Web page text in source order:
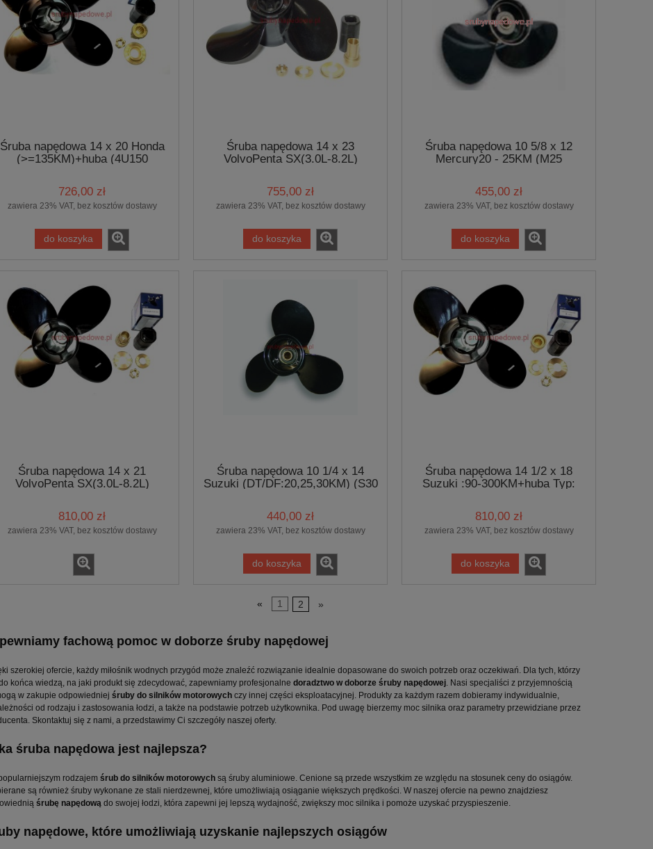
Śruba napędowa 14 x 20 Honda
(>=135KM)+huba (4U150
726,00 zł
zawiera 23% VAT, bez kosztów dostawy
do koszyka
Śruba napędowa 14 x 23
VolvoPenta SX(3.0L-8.2L)
755,00 zł
zawiera 23% VAT, bez kosztów dostawy
do koszyka
Śruba napędowa 10 5/8 x 12
Mercury20 - 25KM (M25
455,00 zł
zawiera 23% VAT, bez kosztów dostawy
do koszyka
Śruba napędowa 14 x 21
VolvoPenta SX(3.0L-8.2L)
810,00 zł
zawiera 23% VAT, bez kosztów dostawy
Śruba napędowa 10 1/4 x 14
Suzuki (DT/DF:20,25,30KM) (S30
440,00 zł
zawiera 23% VAT, bez kosztów dostawy
do koszyka
Śruba napędowa 14 1/2 x 18
Suzuki :90-300KM+huba Typ:
810,00 zł
zawiera 23% VAT, bez kosztów dostawy
do koszyka
« 1 2 »
fachową pomoc w doborze śruby napędowej
szerokiej ofercie, każdy miłośnik wodnych przygód może znaleźć rozwiązanie idealnie dopasowane do swoich potrzeb oraz oczekiwań. Dla tych, którzy
końca wiedzą, na jaki produkt się zdecydować, zapewniamy profesjonalne doradztwo w doborze śruby napędowej . Nasi specjaliści z przyjemnością
w zakupie odpowiedniej śruby do silników motorowych czy innej części eksploatacyjnej. Produkty za każdym razem dobieramy indywidualnie,
od rodzaju i zastosowania łodzi, a także na podstawie potrzeb użytkownika. Pod uwagę bierzemy moc silnika oraz parametry przewidziane przez
Skontaktuj się z nami, a przedstawimy Ci szczegóły naszej oferty.
śruba napędowa jest najlepsza?
rodzajem śrub do silników motorowych są śruby aluminiowe. Cenione są przede wszystkim ze względu na stosunek ceny do osiągów.
są również śruby wykonane ze stali nierdzewnej, które umożliwiają osiąganie większych prędkości. W naszej ofercie na pewno znajdziesz
śrubę napędową do swojej łodzi, która zapewni jej lepszą wydajność, zwiększy moc silnika i pomoże uzyskać przyspieszenie.
napędowe, które umożliwiają uzyskanie najlepszych osiągów